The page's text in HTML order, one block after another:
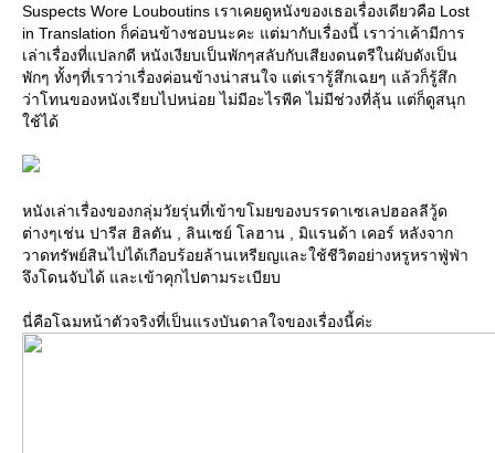
Suspects Wore Louboutins เราเคยดูหนังของเธอเรื่องเดียวคือ Lost
in Translation ก็ค่อนข้างชอบนะคะ แต่มากับเรื่องนี้ เราว่าเค้ามีการ
เล่าเรื่องที่แปลกดี หนังเงียบเป็นพักๆสลับกับเสียงดนตรีในผับดังเป็น
พักๆ ทั้งๆที่เราว่าเรื่องค่อนข้างน่าสนใจ แต่เรารู้สึกเฉยๆ แล้วก็รู้สึก
ว่าโทนของหนังเรียบไปหน่อย ไม่มีอะไรพีค ไม่มีช่วงที่ลุ้น แต่ก็ดูสนุก
ช้ได้
หนังเล่าเรื่องของกลุ่มวัยรุ่นที่เข้าขโมยของบรรดาเซเลปฮอลลีวู้ด
ต่างๆเช่น ปารีส ฮิลตัน , ลินเซย์ โลฮาน , มิแรนด้า เคอร์ หลังจาก
วาดทรัพย์สินไปได้เกือบร้อยล้านเหรียญและใช้ชีวิตอย่างหรูหราฟู่ฟ่า
จึงโดนจับได้ และเข้าคุกไปตามระเบียบ
นี่คือโฉมหน้าตัวจริงที่เป็นแรงบันดาลใจของเรื่องนี้ค่ะ